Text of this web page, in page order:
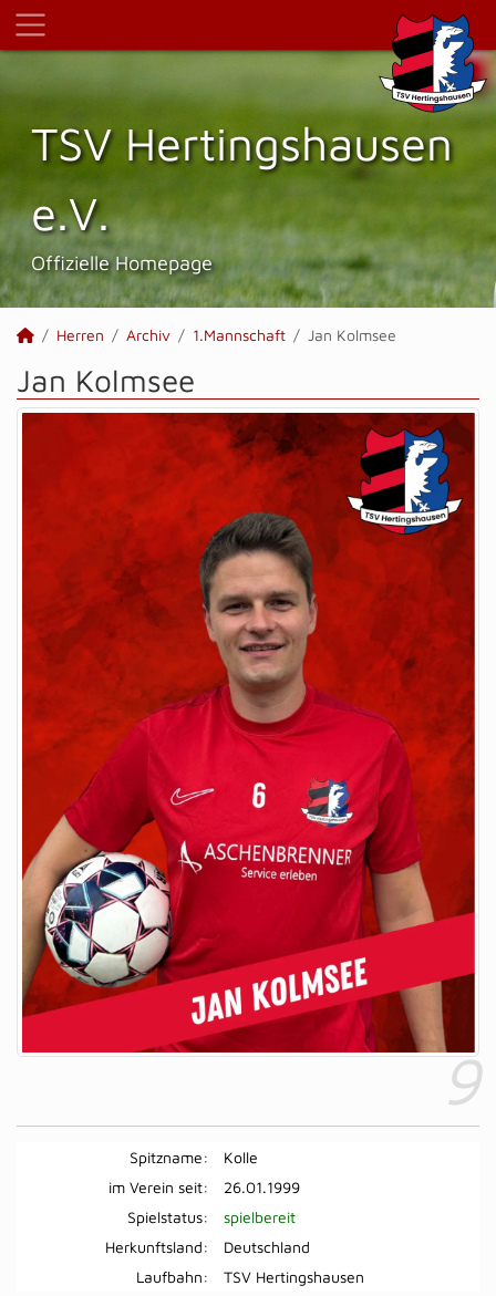
TSV Hertings­hausen
e.V.
Offizielle Homepage
Herren Archiv 1.Mannschaft Jan Kolmsee
Jan Kolmsee
9
Spitzname:
Kolle
im Verein seit:
26.01.1999
Spielstatus:
spielbereit
Herkunftsland:
Deutschland
Laufbahn:
TSV Hertingshausen